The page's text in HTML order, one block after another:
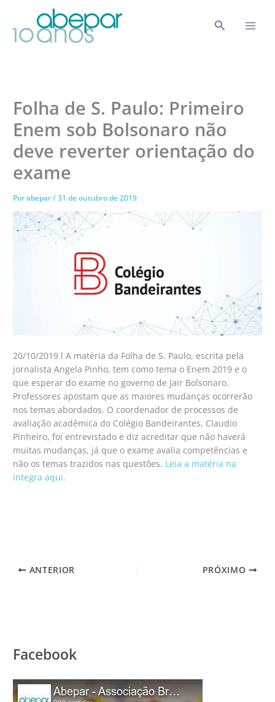
conteúdo
Pesquisar
Folha de S. Paulo: Primeiro
Enem sob Bolsonaro não
deve reverter orientação do
exame
Porabepar/31 de outubro de 2019
20/10/2019 l A matéria da Folha de S. Paulo, escrita pela
jornalista Angela Pinho, tem como tema o Enem 2019 e o
que esperar do exame no governo de Jair Bolsonaro.
Professores apostam que as maiores mudanças ocorrerão
nos temas abordados. O coordenador de processos de
avaliação acadêmica do Colégio Bandeirantes, Claudio
Pinheiro, foi entrevistado e diz acreditar que não haverá
muitas mudanças, já que o exame avalia competências e
não os temas trazidos nas questões. Leia a matéria na
íntegra aqui.
ANTERIOR PRÓXIMO
Facebook